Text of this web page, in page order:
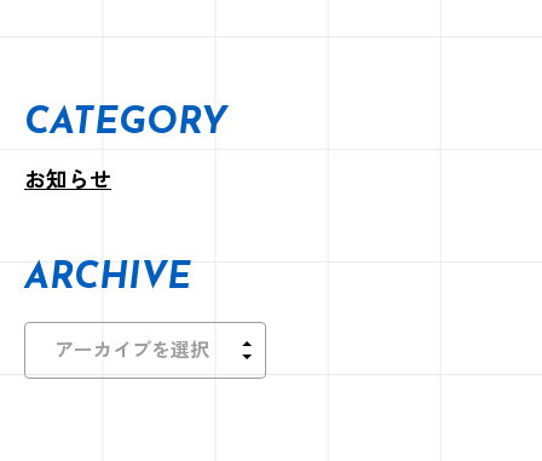
CATEGORY
お知らせ
ARCHIVE